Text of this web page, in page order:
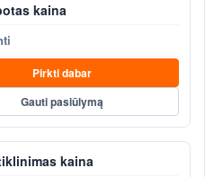
kaina
Pirkti dabar
Gauti pasiūlymą
kaina